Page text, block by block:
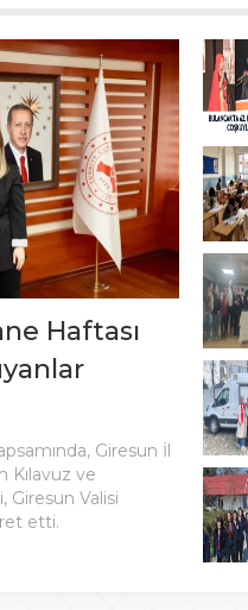
Haftası
Giresun İl
Kılavuz ve
Valisi
etti.